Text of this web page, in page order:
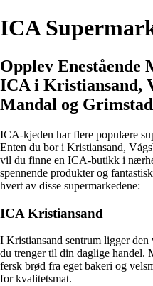
ICA
Opplev Enestående
ICA i Kristiansand,
Mandal og Grimstad
ICA-kjeden har flere populære
Enten du bor i Kristiansand,
vil du finne en ICA-butikk i
spennende produkter og
hvert av disse supermarkedene:
ICA Kristiansand
I Kristiansand sentrum ligger
du trenger til din daglige handel.
fersk brød fra eget bakeri og
for kvalitetsmat.